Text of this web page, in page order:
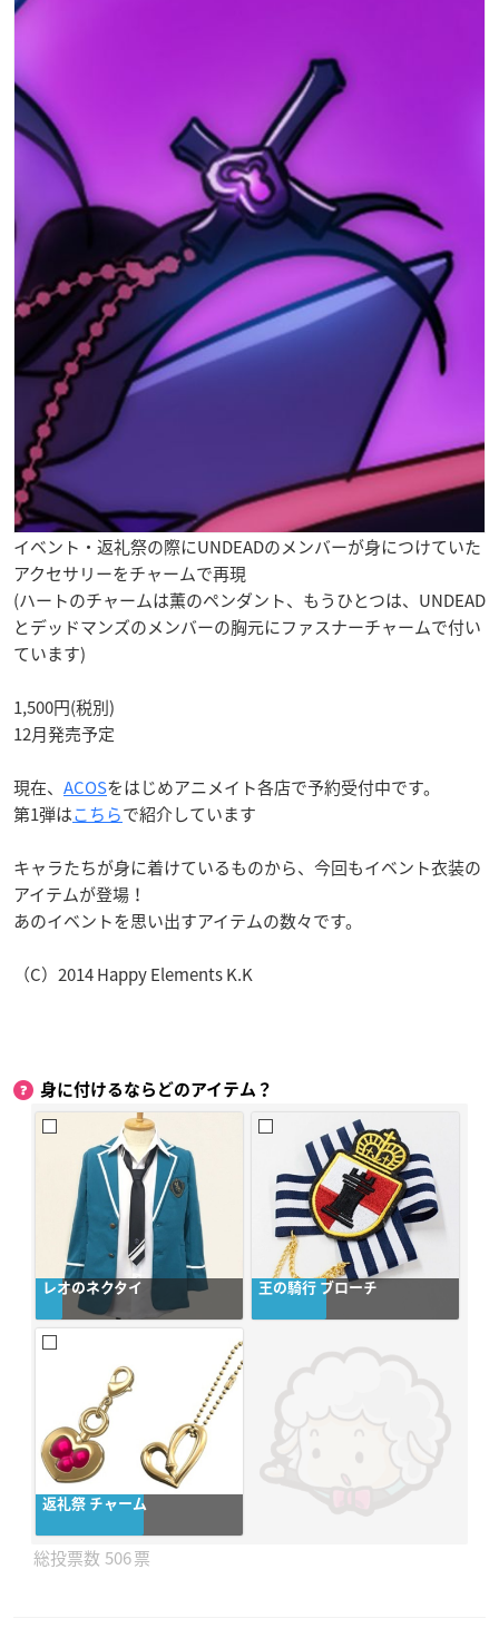
イベント・返礼祭の際にUNDEADのメンバーが身につけていた
アクセサリーをチャームで再現
(ハートのチャームは薫のペンダント、もうひとつは、UNDEAD
とデッドマンズのメンバーの胸元にファスナーチャームで付い
ています)
1,500円(税別)
12月発売予定
現在、 ACOSをはじめアニメイト各店で予約受付中です。
第1弾はこちらで紹介しています
キャラたちが身に着けているものから、今回もイベント衣装の
アイテムが登場！
あのイベントを思い出すアイテムの数々です。
（C）2014 Happy Elements K.K
身に付けるならどのアイテム？
レオのネクタイ 王の騎行 ブローチ
返礼祭 チャーム
506